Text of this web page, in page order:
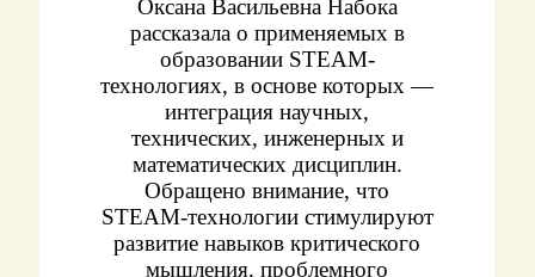
Оксана Васильевна Набока
рассказала о применяемых в
образовании STEАM-
технологиях, в основе которых —
интеграция научных,
технических, инженерных и
математических дисциплин.
Обращено внимание, что
STEАM-технологии стимулируют
развитие навыков критического
мышления, проблемного